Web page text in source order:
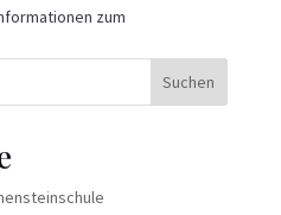
zum
Suchen